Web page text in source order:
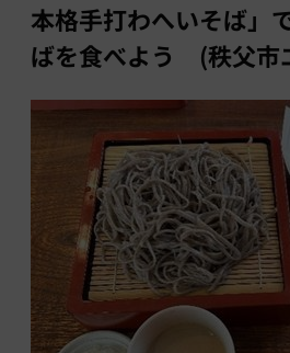
本格手打わへいそば」
ばを食べよう (秩父市